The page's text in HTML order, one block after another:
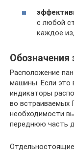
с любой
каждое
Обозначения
Расположение
машины. Если это
индикаторы
во встраиваемых
необходимости
переднюю часть